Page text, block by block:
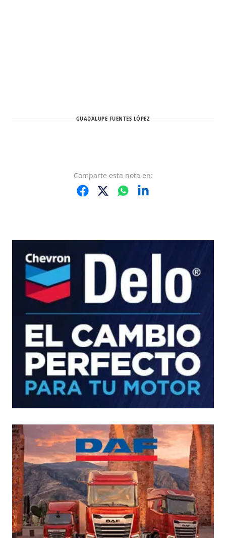
GUADALUPE FUENTES LÓPEZ
Comparte esta nota en: